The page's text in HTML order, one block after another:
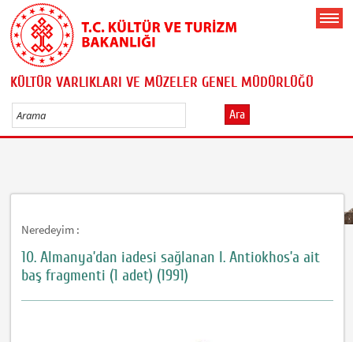
KÜLTÜR VARLIKLARI VE MÜZELER GENEL MÜDÜRLÜĞÜ
Ara
Neredeyim :
10. Almanya’dan iadesi sağlanan I. Antiokhos’a ait
baş fragmenti (1 adet) (1991)